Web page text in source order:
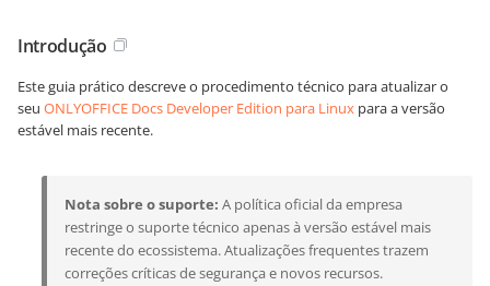
Introdução
Este guia prático descreve o procedimento técnico para atualizar o
seu ONLYOFFICE Docs Developer Edition para Linux para a versão
estável mais recente.
Nota sobre o suporte: A política oficial da empresa
restringe o suporte técnico apenas à versão estável mais
recente do ecossistema. Atualizações frequentes trazem
correções críticas de segurança e novos recursos.